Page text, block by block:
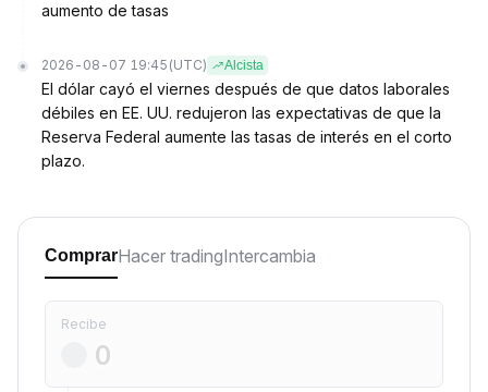
aumento de tasas
2026-08-07 19:45 (UTC) Alcista
El dólar cayó el viernes después de que datos laborales
débiles en EE. UU. redujeron las expectativas de que la
Reserva Federal aumente las tasas de interés en el corto
plazo.
ComprarHacer tradingIntercambia
Recibe